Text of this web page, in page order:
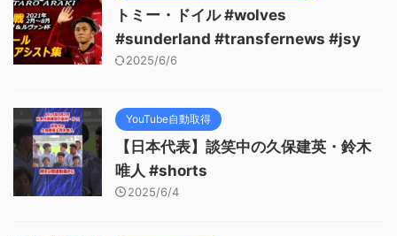
トミー・ドイル #wolves
#sunderland #transfernews #jsy
2025/6/6
YouTube自動取得
【日本代表】談笑中の久保建英・鈴木
唯人 #shorts
2025/6/4